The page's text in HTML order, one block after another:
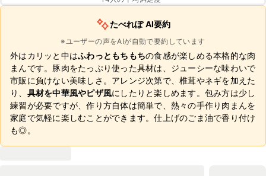
たべれぽ AI要約
※ユーザーの声をAIが自動で要約しています
外はカリッと中はふわっともちもちの食感が楽しめる本格的な肉
まんです。豚肉をたっぷり使った具材は、ジューシーな味わいで
市販に負けない美味しさ。アレンジ次第で、椎茸やネギを加えた
り、 具材を中華風やピザ風にしたりと楽しめます。包み方は少し
練習が必要ですが、作り方自体は簡単で、熱々の手作り肉まんを
家庭で気軽に楽しむことができます。仕上げのごま油で香り付け
も◎。